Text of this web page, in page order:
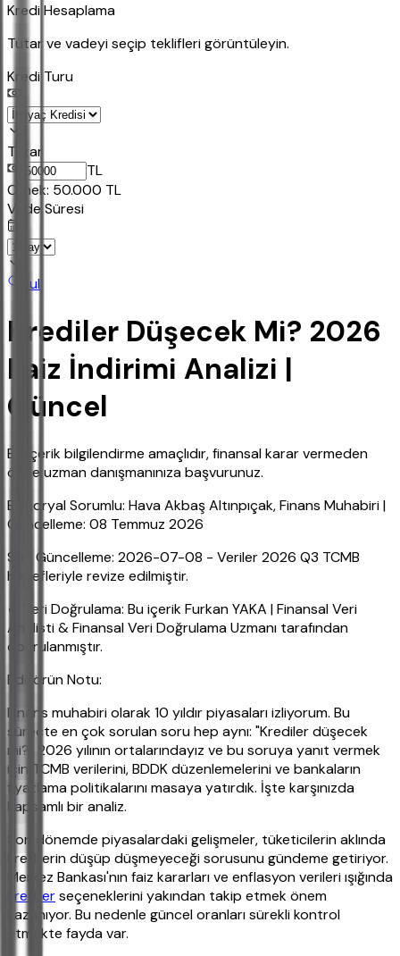
Kredi Hesaplama
Tutar ve vadeyi seçip teklifleri görüntüleyin.
Kredi Turu
Tutar
TL
Ornek: 50.000 TL
Vade Süresi
Bul
Krediler Düşecek Mi? 2026
Faiz İndirimi Analizi |
Güncel
Bu içerik bilgilendirme amaçlıdır, finansal karar vermeden
önce uzman danışmanınıza başvurunuz.
Editoryal Sorumlu: Hava Akbaş Altınpıçak, Finans Muhabiri |
Güncelleme: 08 Temmuz 2026
Son Güncelleme: 2026-07-08 - Veriler 2026 Q3 TCMB
hedefleriyle revize edilmiştir.
✔ Veri Doğrulama: Bu içerik Furkan YAKA | Finansal Veri
Analisti & Finansal Veri Doğrulama Uzmanı tarafından
doğrulanmıştır.
Editörün Notu:
Finans muhabiri olarak 10 yıldır piyasaları izliyorum. Bu
süreçte en çok sorulan soru hep aynı: "Krediler düşecek
mi?" 2026 yılının ortalarındayız ve bu soruya yanıt vermek
için TCMB verilerini, BDDK düzenlemelerini ve bankaların
fiyatlama politikalarını masaya yatırdık. İşte karşınızda
kapsamlı bir analiz.
Son dönemde piyasalardaki gelişmeler, tüketicilerin aklında
kredilerin düşüp düşmeyeceği sorusunu gündeme getiriyor.
Merkez Bankası'nın faiz kararları ve enflasyon verileri ışığında
kredilerseçeneklerini yakından takip etmek önem
kazanıyor. Bu nedenle güncel oranları sürekli kontrol
etmekte fayda var.